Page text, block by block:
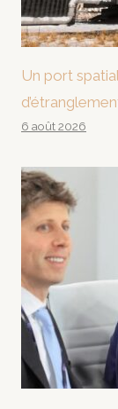
Un port
6 août 2026